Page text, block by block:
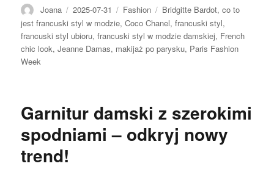
Autor
Joana Opublikowano
2025-07-31 Kategorie
Fashion Tagi
Bridgitte Bardot,co to
jest francuski styl w modzie,Coco Chanel,francuski styl,
francuski styl ubioru,francuski styl w modzie damskiej, French
chic look,Jeanne Damas, makijaż po parysku, Paris Fashion
Week
Garnitur damski z szerokimi
spodniami – odkryj nowy
trend!